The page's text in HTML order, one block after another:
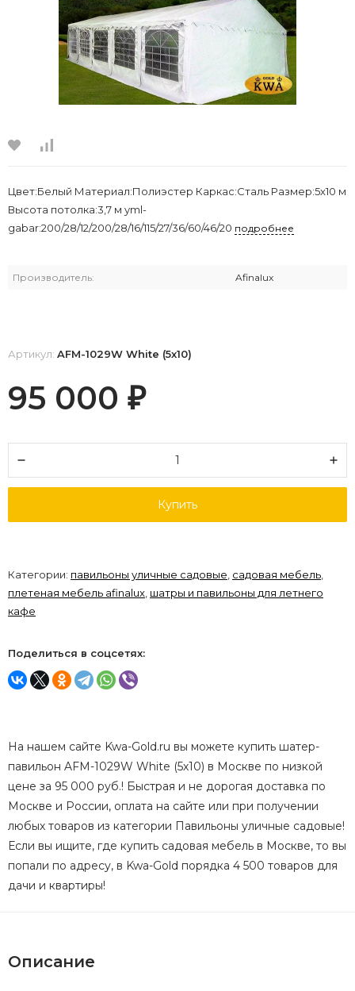
Цвет:Белый Материал:Полиэстер Каркас:Сталь Размер:5x10 м
Высота потолка:3,7 м yml-
gabar:200/28/12/200/28/16/115/27/36/60/46/20 подробнее
Производитель: Afinalux
Артикул: AFM-1029W White (5х10)
95 000 ₽
Купить
Категории: павильоны уличные садовые садовая мебель
плетеная мебель afinalux шатры и павильоны для летнего
кафе
Поделиться в соцсетях:
На нашем сайте Kwa-Gold.ru вы можете купить шатер-
павильон AFM-1029W White (5х10) в Москве по низкой
цене за 95 000 руб.! Быстрая и не дорогая доставка по
Москве и России, оплата на сайте или при получении
любых товаров из категории Павильоны уличные садовые!
Если вы ищите, где купить садовая мебель в Москве, то вы
попали по адресу, в Kwa-Gold порядка 4 500 товаров для
дачи и квартиры!
Описание